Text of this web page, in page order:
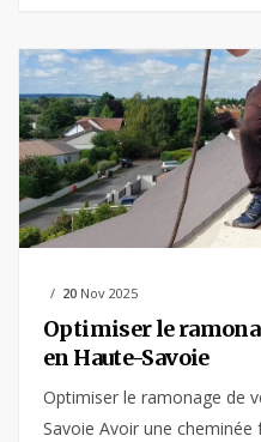
20 Nov 2025
Optimiser le
en Haute-Savoie
Optimiser le ramonage de
Savoie Avoir une cheminée